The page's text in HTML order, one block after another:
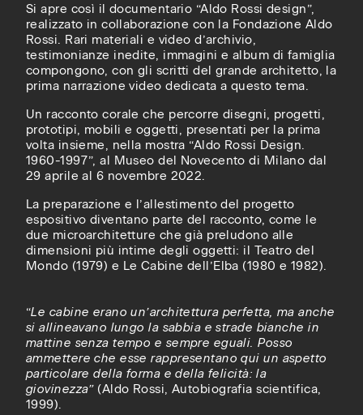
Si apre così il documentario “Aldo Rossi design”,
realizzato in collaborazione con la Fondazione Aldo
Rossi. Rari materiali e video d’archivio,
testimonianze inedite, immagini e album di famiglia
compongono, con gli scritti del grande architetto, la
prima narrazione video dedicata a questo tema.
Un racconto corale che percorre disegni, progetti,
prototipi, mobili e oggetti, presentati per la prima
volta insieme, nella mostra “Aldo Rossi Design.
1960-1997”, al Museo del Novecento di Milano dal
29 aprile al 6 novembre 2022.
La preparazione e l’allestimento del progetto
espositivo diventano parte del racconto, come le
due microarchitetture che già preludono alle
dimensioni più intime degli oggetti: il Teatro del
Mondo (1979) e Le Cabine dell’Elba (1980 e 1982).
“Le cabine erano un’architettura perfetta, ma anche
si allineavano lungo la sabbia e strade bianche in
mattine senza tempo e sempre eguali. Posso
ammettere che esse rappresentano qui un aspetto
particolare della forma e della felicità: la
giovinezza” (Aldo Rossi, Autobiografia scientifica,
1999).